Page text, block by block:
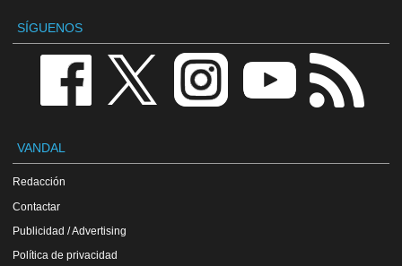
SÍGUENOS
VANDAL
Redacción
Contactar
Publicidad / Advertising
Política de privacidad